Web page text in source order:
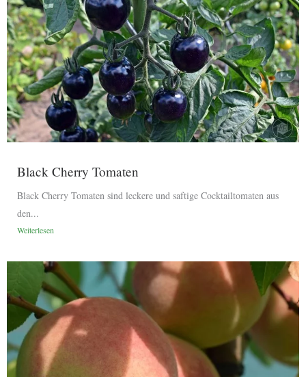
Black Cherry Tomaten
Black Cherry Tomaten sind leckere und saftige Cocktailtomaten aus
den...
Weiterlesen